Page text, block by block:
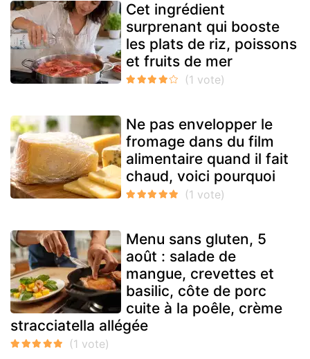
Cet ingrédient
surprenant qui booste
les plats de riz, poissons
et fruits de mer
Ne pas envelopper le
fromage dans du film
alimentaire quand il fait
chaud, voici pourquoi
Menu sans gluten, 5
août : salade de
mangue, crevettes et
basilic, côte de porc
cuite à la poêle, crème
stracciatella allégée